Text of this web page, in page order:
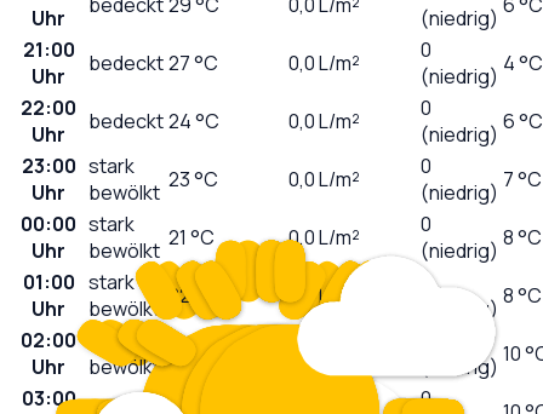
Uhr
(niedrig)
21:00
Uhr
bedeckt27°C 0,0L/m²
0
(niedrig) 4 °C
22:00
Uhr
bedeckt24°C 0,0L/m²
0
(niedrig) 6 °C
23:00
Uhr
stark
bewölkt 23°C 0,0L/m²
0
(niedrig) 7 °C
00:00
Uhr
stark
bewölkt 21 °C 0,0L/m²
0
(niedrig) 8 °C
01:00
Uhr
stark
bewölkt
22 °C 0,0 L/m²
0
(niedrig) 8 °C
02:00
Uhr
stark
bewölkt
°C 0,0
(niedrig) 10
03:00
0